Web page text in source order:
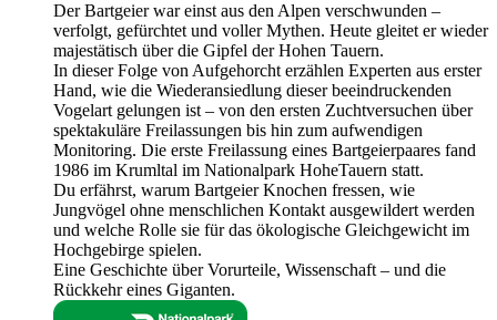
Der Bartgeier war einst aus den Alpen verschwunden –
verfolgt, gefürchtet und voller Mythen. Heute gleitet er wieder
majestätisch über die Gipfel der Hohen Tauern.
In dieser Folge von Aufgehorcht erzählen Experten aus erster
Hand, wie die Wiederansiedlung dieser beeindruckenden
Vogelart gelungen ist – von den ersten Zuchtversuchen über
spektakuläre Freilassungen bis hin zum aufwendigen
Monitoring. Die erste Freilassung eines Bartgeierpaares fand
1986 im Krumltal im Nationalpark HoheTauern statt.
Du erfährst, warum Bartgeier Knochen fressen, wie
Jungvögel ohne menschlichen Kontakt ausgewildert werden
und welche Rolle sie für das ökologische Gleichgewicht im
Hochgebirge spielen.
Eine Geschichte über Vorurteile, Wissenschaft – und die
Rückkehr eines Giganten.